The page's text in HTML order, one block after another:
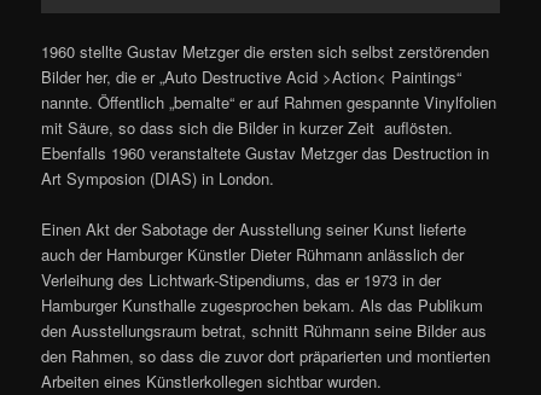
1960 stellte Gustav Metzger die ersten sich selbst zerstörenden
Bilder her, die er „Auto Destructive Acid >Action< Paintings“
nannte. Öffentlich „bemalte“ er auf Rahmen gespannte Vinylfolien
mit Säure, so dass sich die Bilder in kurzer Zeit auflösten.
Ebenfalls 1960 veranstaltete Gustav Metzger das Destruction in
Art Symposion (DIAS) in London.
Einen Akt der Sabotage der Ausstellung seiner Kunst lieferte
auch der Hamburger Künstler Dieter Rühmann anlässlich der
Verleihung des Lichtwark-Stipendiums, das er 1973 in der
Hamburger Kunsthalle zugesprochen bekam. Als das Publikum
den Ausstellungsraum betrat, schnitt Rühmann seine Bilder aus
den Rahmen, so dass die zuvor dort präparierten und montierten
Arbeiten eines Künstlerkollegen sichtbar wurden.